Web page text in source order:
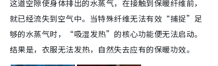
这道空隙使身体排出的水蒸气，在接触到保暖纤维前，
就已经流失到空气中。当特殊纤维无法有效“捕捉”足
够的水蒸气时，“吸湿发热”的核心功能便无法启动。
结果是，衣服无法发热，自然失去应有的保暖功效。